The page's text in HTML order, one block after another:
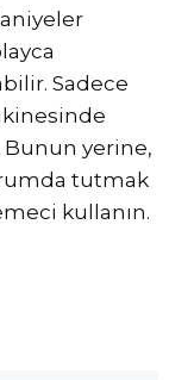
Sadece
Bunun yerine,
tutmak
kullanın.